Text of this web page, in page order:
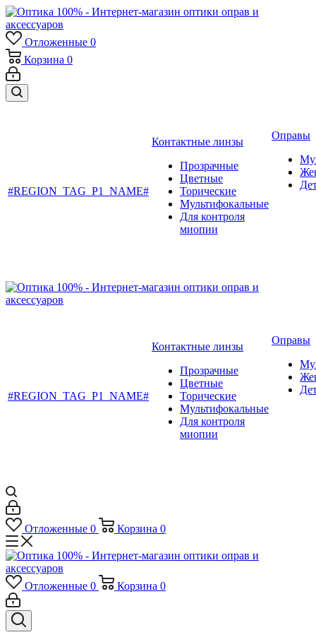
Отложенные 0
Корзина 0
#REGION_TAG_P1_NAME#
Контактные линзы
Прозрачные
Цветные
Торические
Мультифокальные
Для контроля
миопии
Оправы
#REGION_TAG_P1_NAME#
Контактные линзы
Прозрачные
Цветные
Торические
Мультифокальные
Для контроля
миопии
Оправы
Отложенные 0 Корзина 0
Отложенные 0 Корзина 0